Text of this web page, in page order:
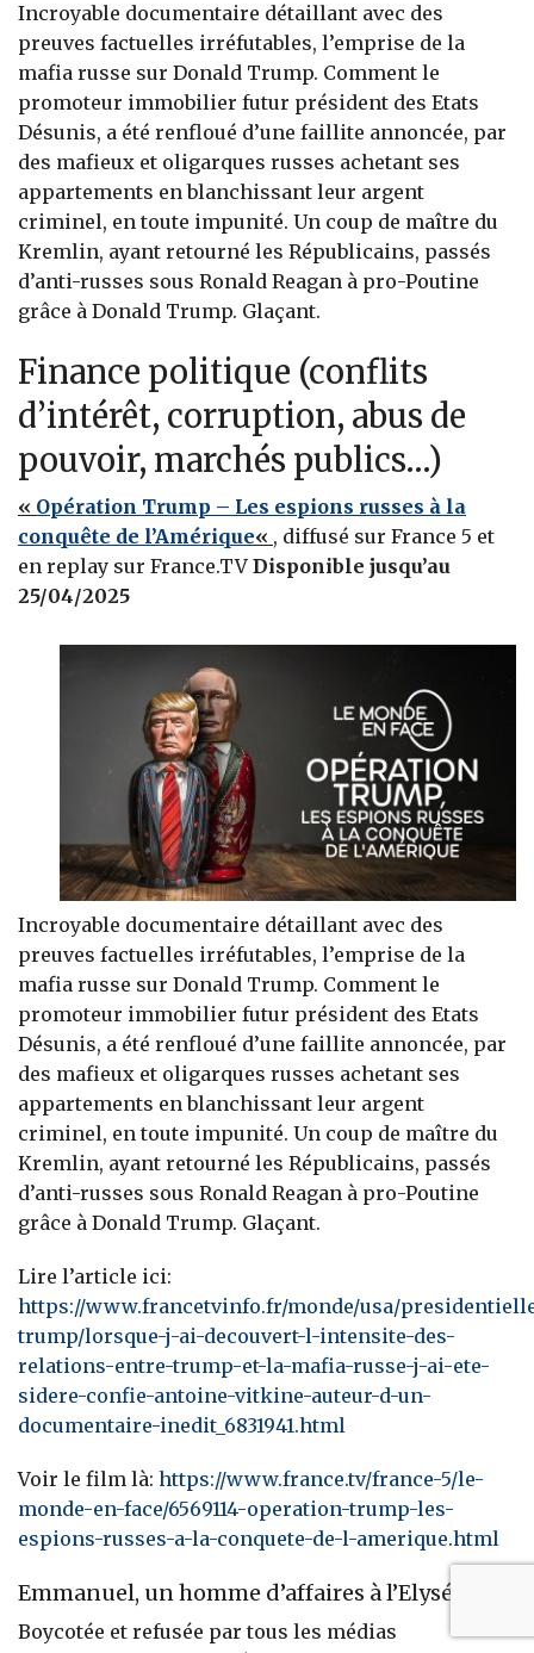
Incroyable documentaire détaillant avec des
preuves factuelles irréfutables, l’emprise de la
mafia russe sur Donald Trump. Comment le
promoteur immobilier futur président des Etats
Désunis, a été renfloué d’une faillite annoncée, par
des mafieux et oligarques russes achetant ses
appartements en blanchissant leur argent
criminel, en toute impunité. Un coup de maître du
Kremlin, ayant retourné les Républicains, passés
d’anti-russes sous Ronald Reagan à pro-Poutine
grâce à Donald Trump. Glaçant.
Finance politique (conflits
d’intérêt, corruption, abus de
pouvoir, marchés publics…)
« Opération Trump – Les espions russes à la
conquête de l’Amérique« , diffusé sur France 5 et
en replay sur France.TV Disponible jusqu’au
25/04/2025
Incroyable documentaire détaillant avec des
preuves factuelles irréfutables, l’emprise de la
mafia russe sur Donald Trump. Comment le
promoteur immobilier futur président des Etats
Désunis, a été renfloué d’une faillite annoncée, par
des mafieux et oligarques russes achetant ses
appartements en blanchissant leur argent
criminel, en toute impunité. Un coup de maître du
Kremlin, ayant retourné les Républicains, passés
d’anti-russes sous Ronald Reagan à pro-Poutine
grâce à Donald Trump. Glaçant.
Lire l’article ici:
https://www.francetvinfo.fr/monde/usa/
trump/lorsque-j-ai-decouvert-l-intensite-des-
relations-entre-trump-et-la-mafia-russe-j-ai-ete-
sidere-confie-antoine-vitkine-auteur-d-un-
documentaire-inedit_6831941.html
Voir le film là: https://www.france.tv/france-5/le-
monde-en-face/6569114-operation-trump-les-
espions-russes-a-la-conquete-de-l-amerique.html
Emmanuel, un homme d’affaires à l’Elysée
Boycotée et refusée par tous les médias